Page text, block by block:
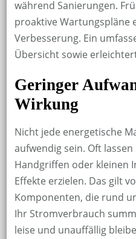
während Sanierungen.
proaktive Wartungspläne
Verbesserung. Ein
Übersicht sowie
Geringer
Wirkung
Nicht jede energetische
aufwendig sein. Oft
Handgriffen oder kleinen
Effekte erzielen. Das gilt
Komponenten, die rund
Ihr Stromverbrauch
leise und unauffällig